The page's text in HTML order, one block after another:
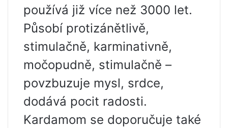
používá již více než 3000 let.
Působí protizánětlivě,
stimulačně, karminativně,
močopudně, stimulačně –
povzbuzuje mysl, srdce,
dodává pocit radosti.
Kardamom se doporučuje také